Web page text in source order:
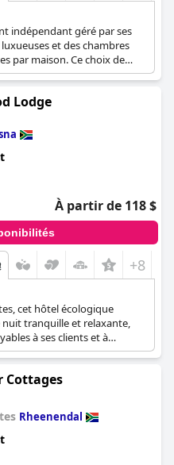
indépendant géré par ses
et des chambres
par maison. Ce choix de
intime et sereine pour les
accueillant, équipé d'une
ainsi que d'une
une expérience
formels et informels
of Knysna créent une
peuvent profiter des
de détente dispersés
élégance et confort, cette
idéale pour ceux qui
et reposante.
Lodge
À partir de 118 $
+8
cet hôtel écologique
tranquille et relaxante,
à ses clients et à
Cottages
Rheenendal